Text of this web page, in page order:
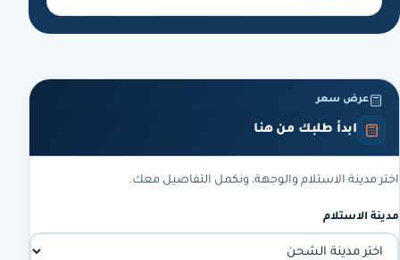
عرض سعر
ابدأ طلبك من هنا
اختر مدينة الاستلام والوجهة، ونكمل التفاصيل معك.
مدينة الاستلام